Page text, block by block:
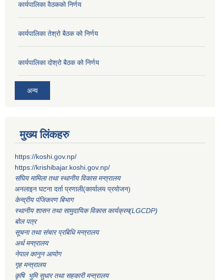
कार्यपालिका वैठकको निर्णय
कार्यपालिका तेश्रो बैठक को निर्णय
कार्यपालिका दोश्रो बैठक को निर्णय
अन्य
मुख्य लिंकहरु
https://koshi.gov.np/
https://krishibajar.koshi.gov.np/
संघिय मामिला तथा स्थानीय विकास मन्त्रालय
अनलाइन घटना दर्ता प्रणाली(कार्यालय प्रयोजन)
केन्द्रीय पंजिकरण बिभाग
स्थानीय शासन तथा सामुदायिक विकास कार्यक्रम(LGCDP)
बोल पत्र
सूचना तथा संचार प्रबिधि मन्त्रालय
अर्थ मन्त्रालय
नेपाल कानुन आयोग
गृह मन्त्रालय
कृषि भुमि सुधार तथा सहकारी मन्त्रालय